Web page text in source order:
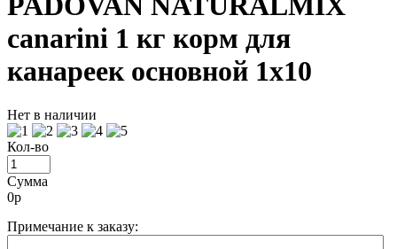
canarini 1 кг корм для
канареек основной 1х10
Нет в наличии
Кол-во
Сумма
0р
Примечание к заказу: